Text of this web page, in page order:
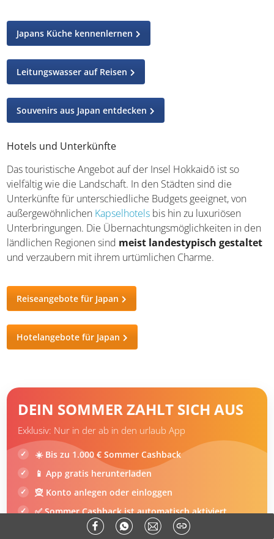
Japans Küche kennenlernen
Leitungswasser auf Reisen
Souvenirs aus Japan entdecken
Hotels und Unterkünfte
Das touristische Angebot auf der Insel Hokkaidō ist so
vielfältig wie die Landschaft. In den Städten sind die
Unterkünfte für unterschiedliche Budgets geeignet, von
außergewöhnlichen Kapselhotels bis hin zu luxuriösen
Unterbringungen. Die Übernachtungsmöglichkeiten in den
ländlichen Regionen sind meist landestypisch gestaltet
und verzaubern mit ihrem urtümlichen Charme.
Reiseangebote für Japan
Hotelangebote für Japan
DEIN SOMMER ZAHLT SICH AUS
Exklusiv: Nur in der ab in den urlaub App
☀️ Bis zu 1.000 € Sommer Cashback
📱 App gratis herunterladen
🧝 Konto anlegen oder einloggen
✅ Sommer Cashback ist automatisch aktiviert